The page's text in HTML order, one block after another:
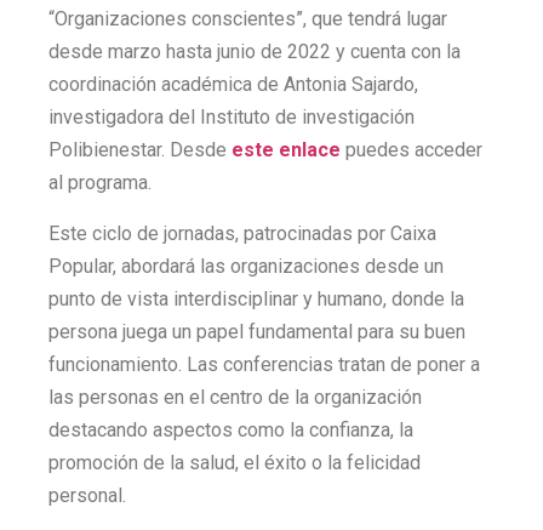
“Organizaciones conscientes”, que tendrá lugar
desde marzo hasta junio de 2022 y cuenta con la
coordinación académica de Antonia Sajardo,
investigadora del Instituto de investigación
Polibienestar. Desde este enlace puedes acceder
al programa.
Este ciclo de jornadas, patrocinadas por Caixa
Popular, abordará las organizaciones desde un
punto de vista interdisciplinar y humano, donde la
persona juega un papel fundamental para su buen
funcionamiento. Las conferencias tratan de poner a
las personas en el centro de la organización
destacando aspectos como la confianza, la
promoción de la salud, el éxito o la felicidad
personal.